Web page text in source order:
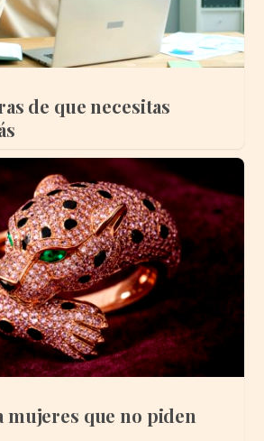
de que necesitas
mujeres que no piden